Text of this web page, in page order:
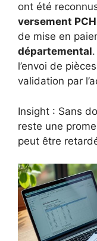
ont été
versement PCH
de mise en
départemental
l’envoi de
validation par
Insight : Sans
reste une
peut être